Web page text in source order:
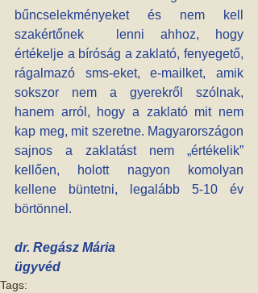
bűncselekményeket és nem kell
szakértőnek  lenni ahhoz, hogy
értékelje a bíróság a zaklató, fenyegető,
rágalmazó sms-eket, e-mailket, amik
sokszor nem a gyerekről szólnak,
hanem arról, hogy a zaklató mit nem
kap meg, mit szeretne. Magyarországon
sajnos a zaklatást nem „értékelik”
kellően, holott nagyon komolyan
kellene büntetni, legalább 5-10 év
börtönnel.
dr. Regász Mária
ügyvéd
Tags: